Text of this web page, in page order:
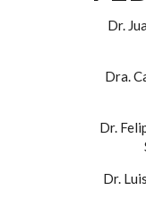
Dr.
Dra.
Dr.
Dr.